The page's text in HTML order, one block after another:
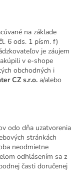
na základe
6 ods. 1 písm. f)
je záujem
v e-shope
obchodných i
CZ s.r.o. a/alebo
odo dňa uzatvorenia
stránkách
neodmietne
odhlásením sa z
časti doručenej